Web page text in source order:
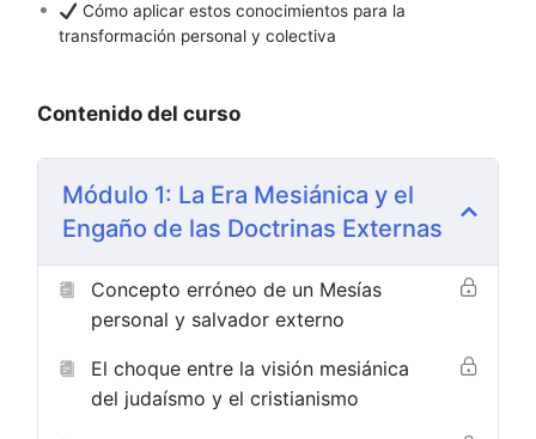
Cómo aplicar estos conocimientos para la
transformación personal y colectiva
Contenido del curso
Módulo 1: La Era Mesiánica y el
Engaño de las Doctrinas Externas
Concepto erróneo de un Mesías
personal y salvador externo
El choque entre la visión mesiánica
del judaísmo y el cristianismo